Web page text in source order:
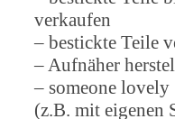
verkaufen
– bestickte Teile
– Aufnäher
– someone lovely
(z.B. mit eigenen